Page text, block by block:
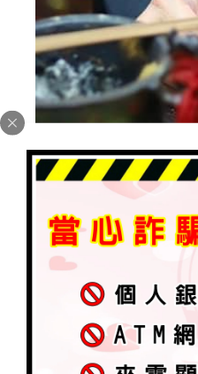
台南-佳里，辦理聖務
加入為 Google 偏好來源